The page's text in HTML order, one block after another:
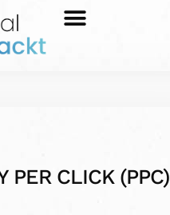
PER CLICK (PPC)